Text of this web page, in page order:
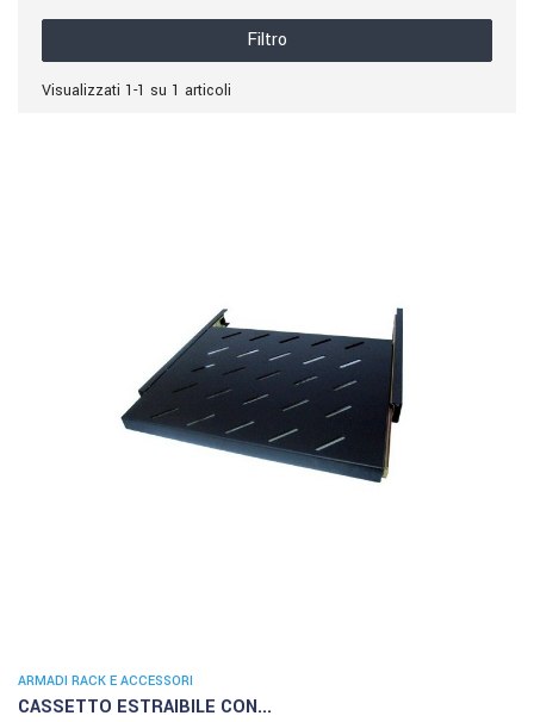
Filtro
Visualizzati 1-1 su 1 articoli
ARMADI RACK E ACCESSORI
CASSETTO ESTRAIBILE CON...